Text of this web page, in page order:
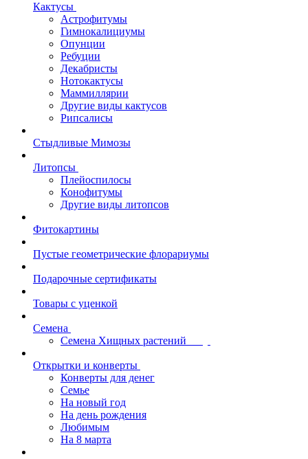
Кактусы
Астрофитумы
Гимнокалициумы
Опунции
Ребуции
Декабристы
Нотокактусы
Маммиллярии
Другие виды кактусов
Рипсалисы
Стыдливые Мимозы
Литопсы
Плейоспилосы
Конофитумы
Другие виды литопсов
Фитокартины
Пустые геометрические флорариумы
Подарочные сертификаты
Товары с уценкой
Семена
Семена Хищных растений
Открытки и конверты
Конверты для денег
Семье
На новый год
На день рождения
Любимым
На 8 марта